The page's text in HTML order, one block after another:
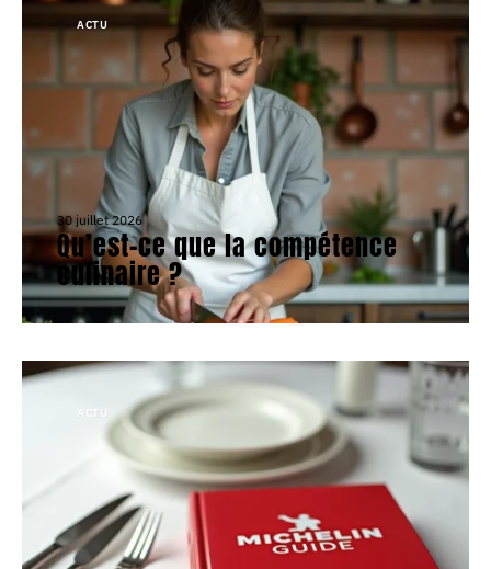
ACTU
30 juillet 2026
Qu’est-ce que la compétence
culinaire ?
ACTU